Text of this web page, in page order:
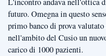
futuro. Omegna in questo
primo banco di prova
nell'ambito del Cusio un
carico di 1000 pazienti.